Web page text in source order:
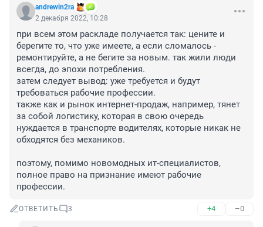
andrewin2ra
2 декабря 2022, 10:28
при всем этом раскладе получается так: цените и
берегите то, что уже имеете, а если сломалось -
ремонтируйте, а не бегите за новым. так жили люди
всегда, до эпохи потребления.
затем следует вывод: уже требуется и будут
требоваться рабочие профессии.
также как и рынок интернет-продаж, например, тянет
за собой логистику, которая в свою очередь
нуждается в транспорте водителях, которые никак не
обходятся без механиков.
поэтому, помимо новомодных ит-специалистов,
полное право на признание имеют рабочие
профессии.
ОТВЕТИТЬ 3 +4 –0